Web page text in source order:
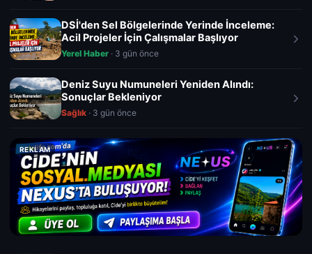
DSİ'den Sel Bölgelerinde Yerinde İnceleme:
Acil Projeler İçin Çalışmalar Başlıyor
Yerel Haber · 3 gün önce
Deniz Suyu Numuneleri Yeniden Alındı:
Sonuçlar Bekleniyor
Sağlık · 3 gün önce
REKLAM